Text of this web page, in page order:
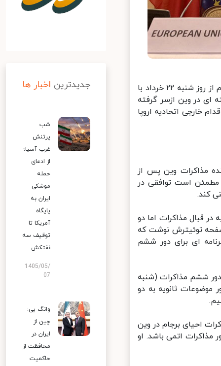
ایرنا: ششمین دور از مذاکرات هسته ای بین اعضای کمیسیون مشترک برجام از روز شنبه ۲۲ خرداد با
در وین ازسر گرفته
خارجی اتحادیه اروپا
مذاکرات وین پس از
است توافقی در
کند.
قبال مذاکرات اما دو
توئیترش نوشت که
ای برای دور ششم
ششم مذاکرات (شنبه
ثانویه به دو
احیای برجام در وین
اتمی باشد. او
جدیدترین اخبار ها
شب
پرتنش
غرب آسیا؛
از ادعای
حمله
موشکی
ایران به
پایگاه
آمریکا تا
توقیف سه
نفتکش
1405/05/
07
وانگ یی:
چین از
ایران در
محافظت از
حاکمیت